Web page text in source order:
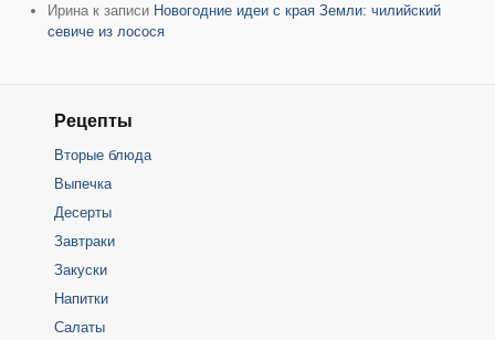
Ирина к записи Новогодние идеи с края Земли: чилийский
севиче из лосося
Рецепты
Вторые блюда
Выпечка
Десерты
Завтраки
Закуски
Напитки
Салаты